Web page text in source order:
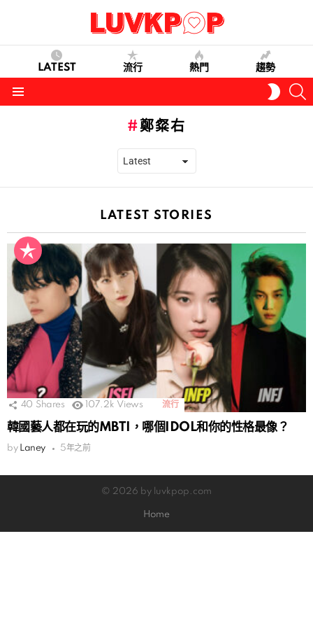
LATEST 流行 熱門 趨勢
SKIN
鄭粲右
LATEST STORIES
40 Shares 107.2k Views 流行
韓國藝人都在玩的MBTI，哪個IDOL和你的性格最像？
by Laney 5年之前
© 2026 by luvkpop.com
Home